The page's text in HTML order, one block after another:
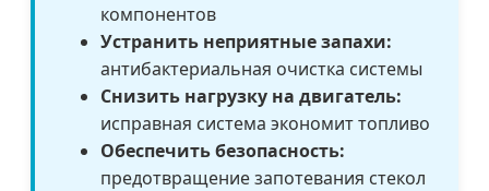
компонентов
Устранить неприятные запахи:
антибактериальная очистка системы
Снизить нагрузку на двигатель:
исправная система экономит топливо
Обеспечить безопасность:
предотвращение запотевания стекол